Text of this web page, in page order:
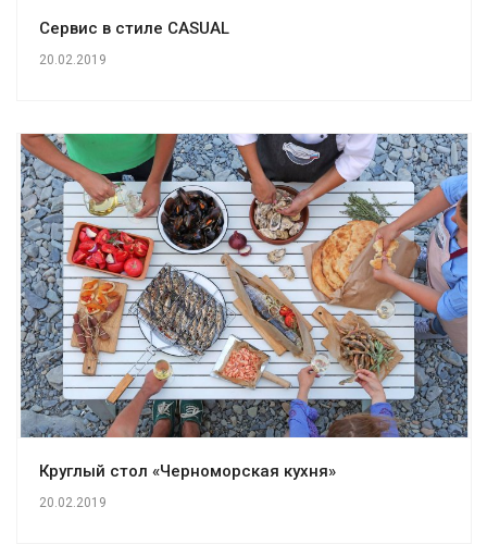
Сервис в стиле CASUAL
20.02.2019
Круглый стол «Черноморская кухня»
20.02.2019